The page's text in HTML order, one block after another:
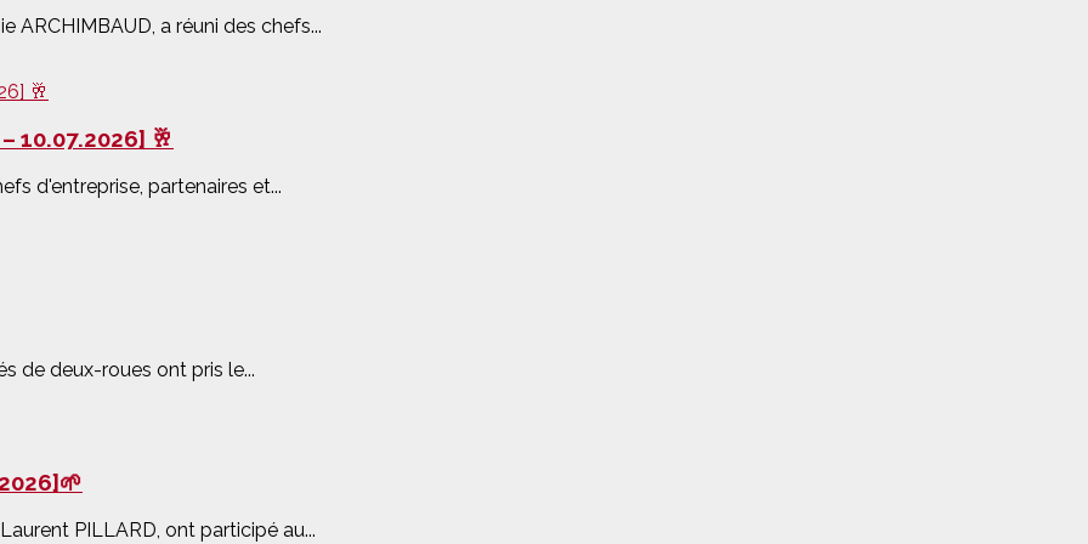
ARCHIMBAUD, a réuni des chefs...
10.07.2026] 🥂
d'entreprise, partenaires et...
de deux-roues ont pris le...
PILLARD, ont participé au...